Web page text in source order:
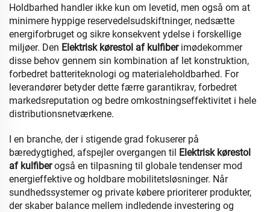
Holdbarhed handler ikke kun om levetid, men også om at
minimere hyppige reservedelsudskiftninger, nedsætte
energiforbruget og sikre konsekvent ydelse i forskellige
miljøer. Den Elektrisk kørestol af kulfiber imødekommer
disse behov gennem sin kombination af let konstruktion,
forbedret batteriteknologi og materialeholdbarhed. For
leverandører betyder dette færre garantikrav, forbedret
markedsreputation og bedre omkostningseffektivitet i hele
distributionsnetværkene.
I en branche, der i stigende grad fokuserer på
bæredygtighed, afspejler overgangen til Elektrisk kørestol
af kulfiberogså en tilpasning til globale tendenser mod
energieffektive og holdbare mobilitetsløsninger. Når
sundhedssystemer og private købere prioriterer produkter,
der skaber balance mellem indledende investering og